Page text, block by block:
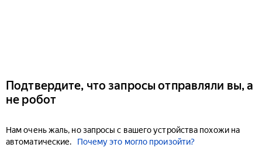
Подтвердите, что запросы отправляли вы, а
не робот
Нам очень жаль, но запросы с вашего устройства похожи на
автоматические.
Почему это могло произойти?